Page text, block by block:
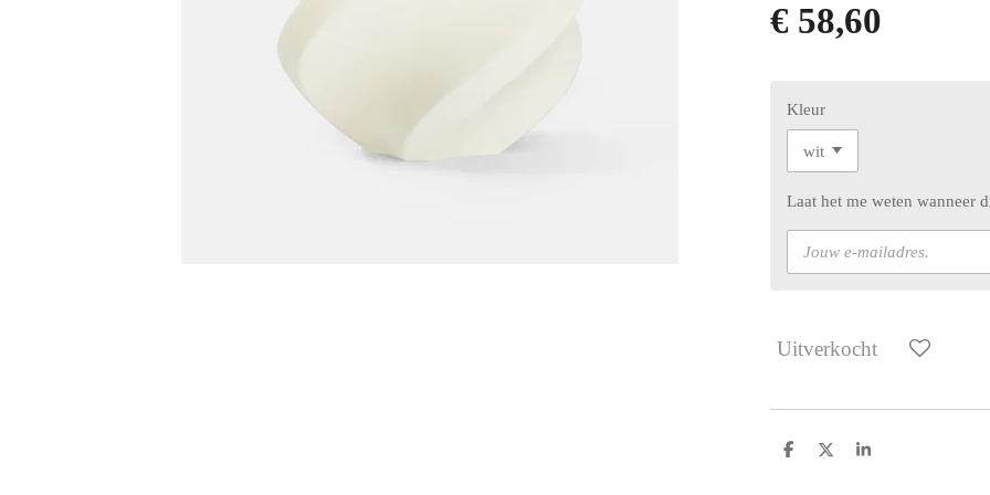
€ 58,60
Kleur
Laat het me weten wanneer
Uitverkocht
D
D
S